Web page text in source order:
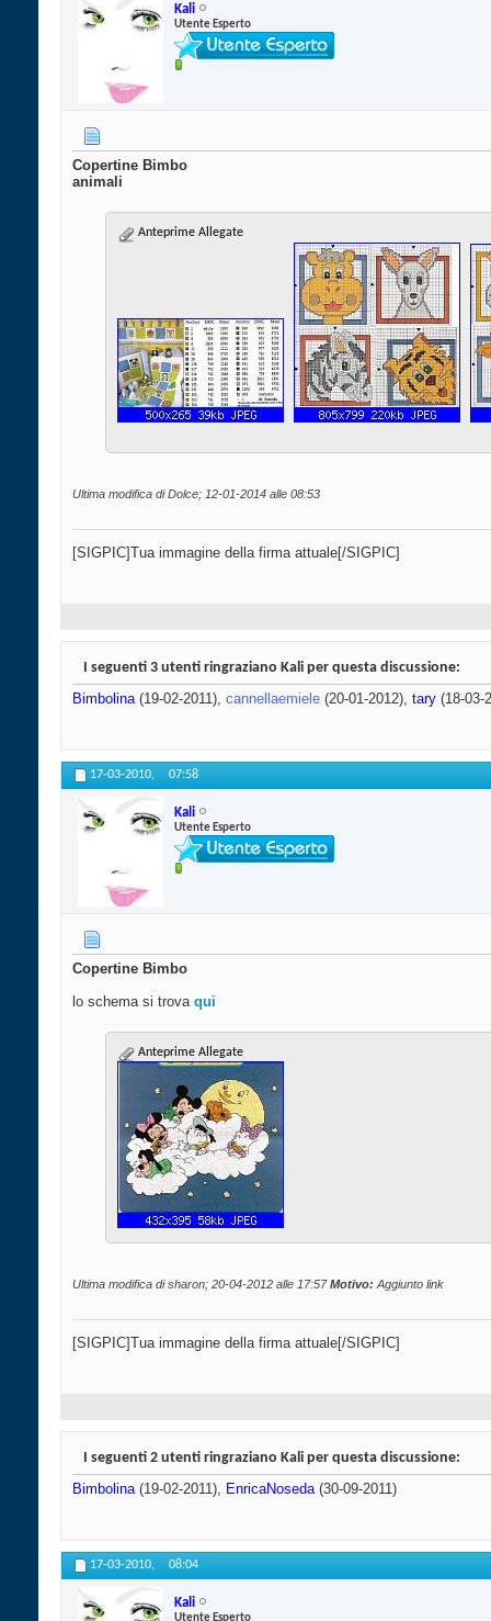
Kali
Utente Esperto
Copertine Bimbo
animali
Anteprime Allegate
Ultima modifica di Dolce; 12-01-2014 alle 08:53
[SIGPIC]Tua immagine della firma attuale[/SIGPIC]
I seguenti 3 utenti ringraziano Kali per questa discussione:
Bimbolina(19-02-2011), cannellaemiele (20-01-2012), tary (18-03-
17-03-2010, 07:58
Kali
Utente Esperto
Copertine Bimbo
lo schema si trova qui
Anteprime Allegate
Ultima modifica di sharon; 20-04-2012 alle 17:57 Motivo: Aggiunto link
[SIGPIC]Tua immagine della firma attuale[/SIGPIC]
I seguenti 2 utenti ringraziano Kali per questa discussione:
Bimbolina(19-02-2011), EnricaNoseda(30-09-2011)
17-03-2010, 08:04
Kali
Utente Esperto